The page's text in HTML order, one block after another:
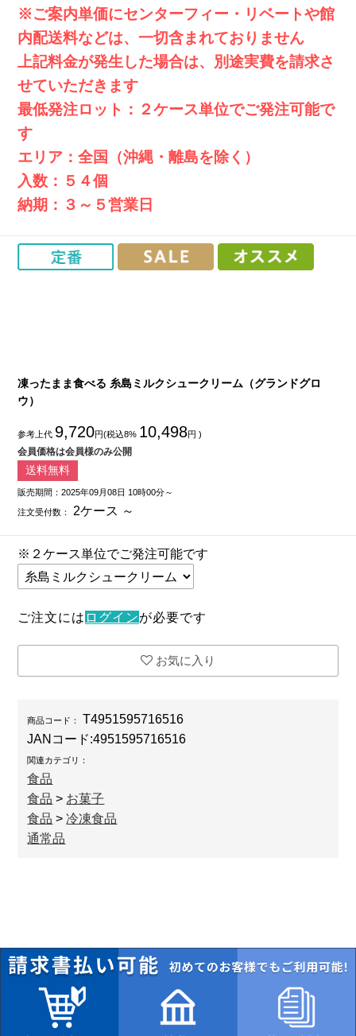
※ご案内単価にセンターフィー・リベートや館
内配送料などは、一切含まれておりません
上記料金が発生した場合は、別途実費を請求さ
せていただきます
最低発注ロット：２ケース単位でご発注可能で
す
エリア：全国（沖縄・離島を除く）
入数：５４個
納期：３～５営業日
凍ったまま食べる 糸島ミルクシュークリーム（グランドグロ
ウ）
参考上代 9,720円(税込8% 10,498円 )
会員価格は会員様のみ公開
送料無料
販売期間：2025年09月08日 10時00分～
注文受付数： 2ケース ～
※２ケース単位でご発注可能です
ご注文には ログインが必要です
お気に入り
商品コード：
T4951595716516
JANコード:4951595716516
関連カテゴリ：
食品
食品 > お菓子
食品 >冷凍食品
通常品